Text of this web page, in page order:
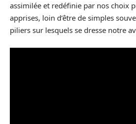
assimilée et redéfinie par nos choix
apprises, loin d’être de simples
piliers sur lesquels se dresse notre